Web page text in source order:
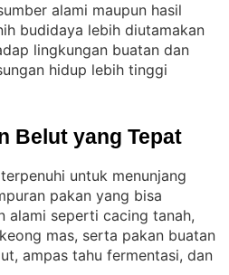
alami maupun hasil
budidaya lebih diutamakan
lingkungan buatan dan
hidup lebih tinggi
Belut yang Tepat
untuk menunjang
pakan yang bisa
alami seperti cacing tanah,
mas, serta pakan buatan
ampas tahu fermentasi, dan